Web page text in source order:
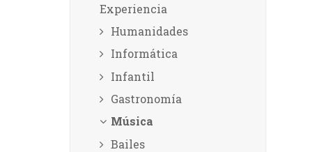
Experiencia
Humanidades
Informática
Infantil
Gastronomía
Música
Bailes